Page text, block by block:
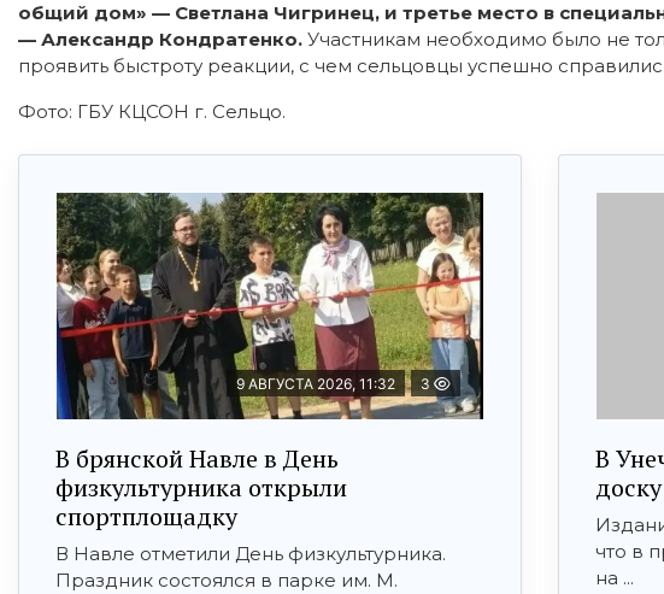
общий дом» — Светлана Чигринец, и третье место в
— Александр Кондратенко. Участникам необходимо было не
проявить быстроту реакции, с чем сельцовцы успешно
Фото: ГБУ КЦСОН г. Сельцо.
9 АВГУСТА 2026, 11:32 3
В брянской Навле в День
физкультурника открыли
спортплощадку
В Навле отметили День физкультурника.
Праздник состоялся в парке им. М.
В
что в
на ...